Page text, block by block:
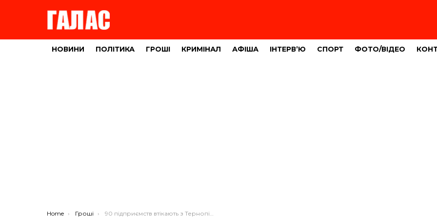
НОВИНИ ПОЛІТИКА ГРОШІ КРИМІНАЛ АФІША ІНТЕРВ’Ю СПОРТ ФОТО/ВІДЕО
You are here:
Home Гроші 90 підприємств втікають з Тернопільщини в інші регіони